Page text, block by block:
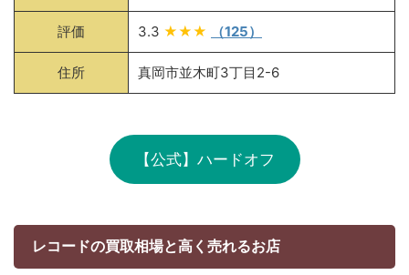
評価 3.3 ★★★ （125）
住所 真岡市並木町3丁目2-6
【公式】ハードオフ
レコードの買取相場と高く売れるお店